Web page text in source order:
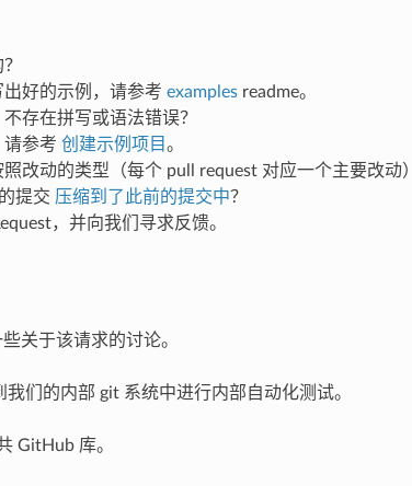
好的示例，请参考 examplesreadme。
存在拼写或语法错误？
参考 创建示例项目。
改动的类型（每个 pull request 对应一个主要改动）
提交 压缩到了此前的提交中？
，并向我们寻求反馈。
关于该请求的讨论。
们的内部 git 系统中进行内部自动化测试。
GitHub 库。